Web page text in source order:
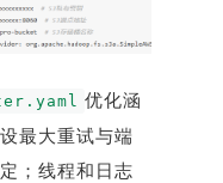
优化涵
最大重试与端
；线程和日志